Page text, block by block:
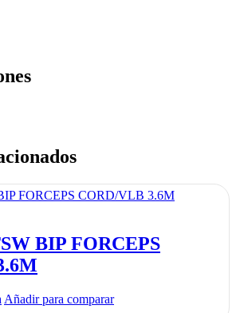
BIP FORCEPS
Añadir para comparar